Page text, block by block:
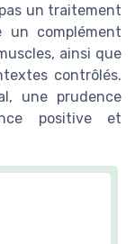
un traitement
un complément
ainsi que
contrôlés.
une prudence
positive et